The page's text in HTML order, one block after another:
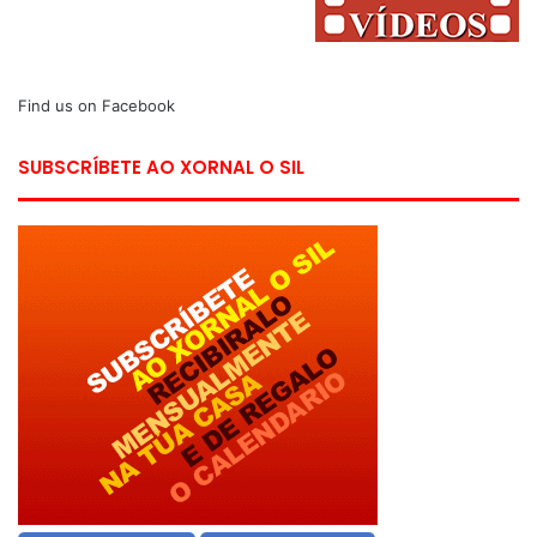
Find us on Facebook
SUBSCRÍBETE AO XORNAL O SIL